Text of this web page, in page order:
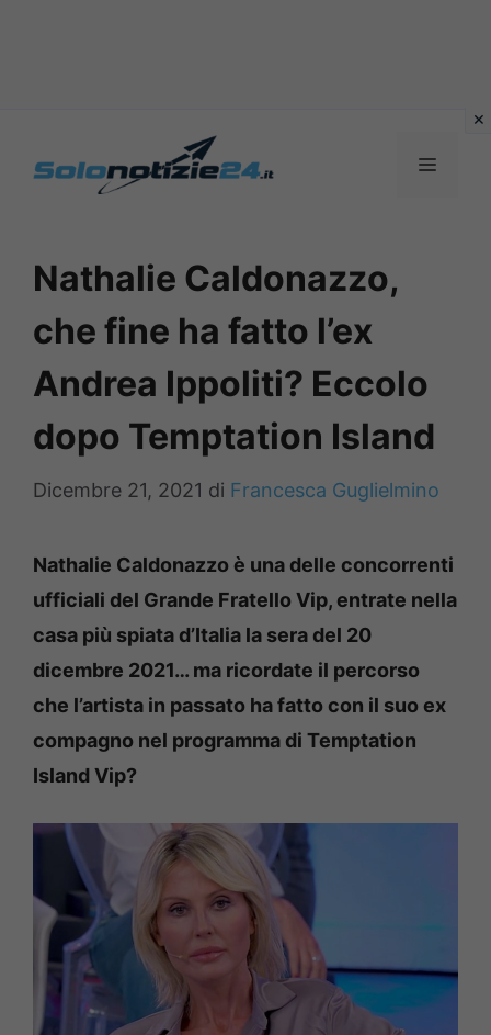
MENU
Nathalie Caldonazzo,
che fine ha fatto l’ex
Andrea Ippoliti? Eccolo
dopo Temptation Island
Dicembre 21, 2021 di Francesca Guglielmino
Nathalie Caldonazzo è una delle concorrenti
ufficiali del Grande Fratello Vip, entrate nella
casa più spiata d’Italia la sera del 20
dicembre 2021… ma ricordate il percorso
che l’artista in passato ha fatto con il suo ex
compagno nel programma di Temptation
Island Vip?